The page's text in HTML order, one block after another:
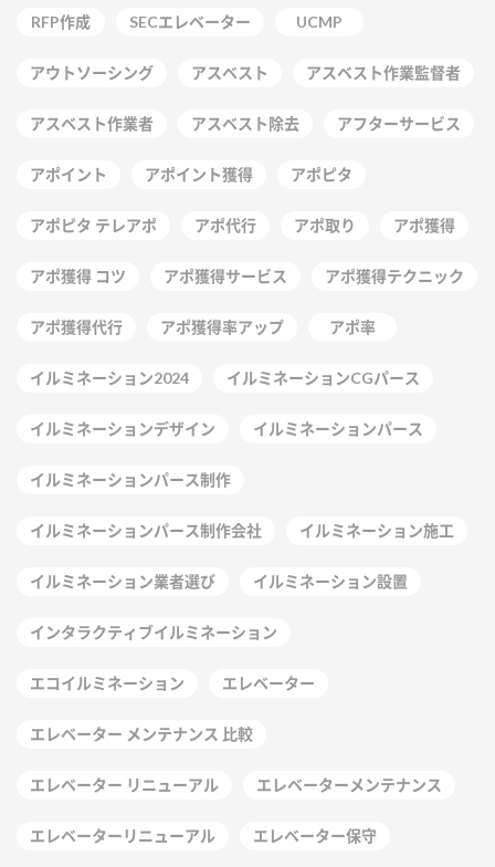
RFP作成 SECエレベーター UCMP
アウトソーシング アスベスト アスベスト作業監督者
アスベスト作業者 アスベスト除去 アフターサービス
アポイント アポイント獲得 アポピタ
アポピタ テレアポ アポ代行 アポ取り アポ獲得
アポ獲得 コツ アポ獲得サービス アポ獲得テクニック
アポ獲得代行 アポ獲得率アップ アポ率
イルミネーション2024 イルミネーションCGパース
イルミネーションデザイン イルミネーションパース
イルミネーションパース制作
イルミネーションパース制作会社 イルミネーション施工
イルミネーション業者選び イルミネーション設置
インタラクティブイルミネーション
エコイルミネーション エレベーター
エレベーター メンテナンス 比較
エレベーター リニューアル エレベーターメンテナンス
エレベーターリニューアル エレベーター保守